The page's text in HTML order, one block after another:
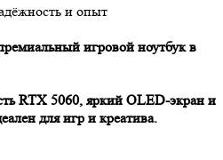
и опыт
игровой ноутбук в
RTX 5060, яркий OLED-экран и
для игр и креатива.